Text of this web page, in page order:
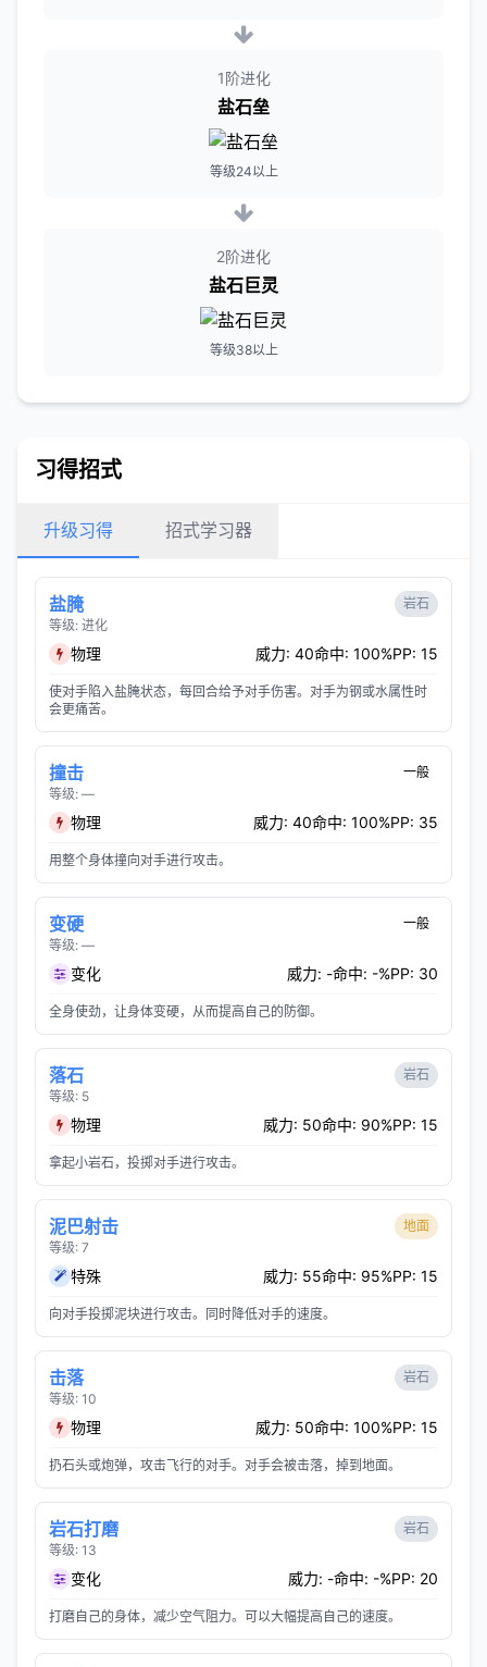
1阶进化
盐石垒
等级24以上
2阶进化
盐石巨灵
等级38以上
习得招式
升级习得 招式学习器
盐腌
等级: 进化
岩石
物理 威力: 40命中: 100%PP: 15
使对手陷入盐腌状态，每回合给予对手伤害。对手为钢或水属性时
会更痛苦。
撞击
等级: —
一般
物理 威力: 40命中: 100%PP: 35
用整个身体撞向对手进行攻击。
变硬
等级: —
一般
变化 威力: -命中: -%PP: 30
全身使劲，让身体变硬，从而提高自己的防御。
落石
等级: 5
岩石
物理 威力: 50命中: 90%PP: 15
拿起小岩石，投掷对手进行攻击。
泥巴射击
等级: 7
地面
特殊 威力: 55命中: 95%PP: 15
向对手投掷泥块进行攻击。同时降低对手的速度。
击落
等级: 10
岩石
物理 威力: 50命中: 100%PP: 15
扔石头或炮弹，攻击飞行的对手。对手会被击落，掉到地面。
岩石打磨
等级: 13
岩石
变化 威力: -命中: -%PP: 20
打磨自己的身体，减少空气阻力。可以大幅提高自己的速度。